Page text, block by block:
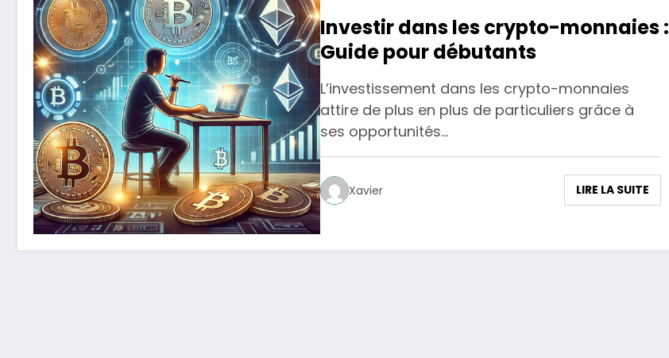
Investir dans les crypto-monnaies :
Guide pour débutants
L’investissement dans les crypto-monnaies
attire de plus en plus de particuliers grâce à
ses opportunités…
Xavier LIRE LA SUITE